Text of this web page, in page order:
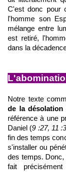
C'est donc pour
l'homme son
mélange entre
est retiré,
dans la
Notre texte
de la désolation
référence à une
Daniel (9 :27, 11
fin des temps
s'installer ou
des temps. Donc,
fait